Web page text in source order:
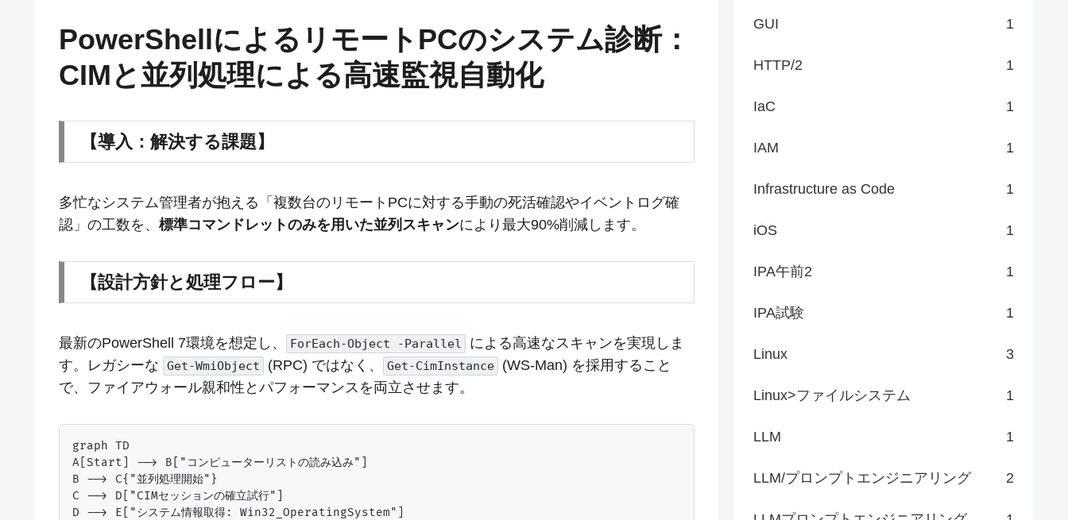
PowerShellによるリモートPCのシステム診断：
CIMと並列処理による高速監視自動化
【導入：解決する課題】
多忙なシステム管理者が抱える「複数台のリモートPCに対する手動の死活確認やイベントログ確
認」の工数を、 標準コマンドレットのみを用いた並列スキャンにより最大90%削減します。
【設計方針と処理フロー】
最新のPowerShell 7環境を想定し、 ForEach-Object -Parallel
による高速なスキャンを実現しま
す。レガシーな
Get-WmiObject (RPC) ではなく、 Get-CimInstance
(WS-Man) を採用すること
で、ファイアウォール親和性とパフォーマンスを両立させます。
graph TD
A[Start] --> B["コンピューターリストの読み込み"]
B --> C{"並列処理開始"}
C --> D["CIMセッションの確立試行"]
D --> E["システム情報取得: Win32_OperatingSystem"]
GUI 1
HTTP/2 1
IaC 1
IAM 1
Infrastructure as Code 1
iOS 1
IPA午前2 1
IPA試験 1
Linux 3
Linux>ファイルシステム 1
LLM 1
LLM/プロンプトエンジニアリング 2